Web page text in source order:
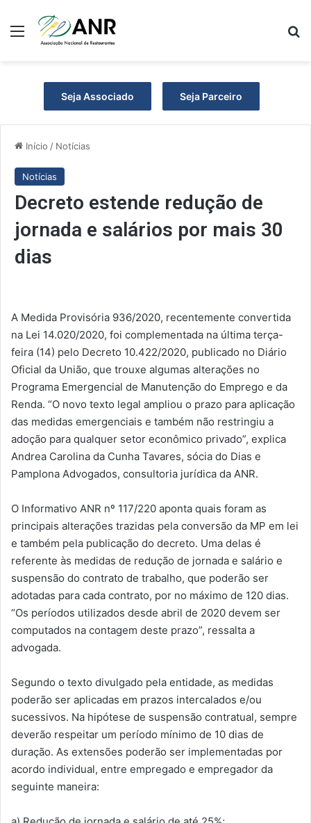
Menu
Seja Associado Seja Parceiro
Início / Notícias
Notícias
Decreto estende redução de
jornada e salários por mais 30
dias
A Medida Provisória 936/2020, recentemente convertida
na Lei 14.020/2020, foi complementada na última terça-
feira (14) pelo Decreto 10.422/2020, publicado no Diário
Oficial da União, que trouxe algumas alterações no
Programa Emergencial de Manutenção do Emprego e da
Renda. “O novo texto legal ampliou o prazo para aplicação
das medidas emergenciais e também não restringiu a
adoção para qualquer setor econômico privado”, explica
Andrea Carolina da Cunha Tavares, sócia do Dias e
Pamplona Advogados, consultoria jurídica da ANR.
O Informativo ANR nº 117/220 aponta quais foram as
principais alterações trazidas pela conversão da MP em lei
e também pela publicação do decreto. Uma delas é
referente às medidas de redução de jornada e salário e
suspensão do contrato de trabalho, que poderão ser
adotadas para cada contrato, por no máximo de 120 dias.
“Os períodos utilizados desde abril de 2020 devem ser
computados na contagem deste prazo”, ressalta a
advogada.
Segundo o texto divulgado pela entidade, as medidas
poderão ser aplicadas em prazos intercalados e/ou
sucessivos. Na hipótese de suspensão contratual, sempre
deverão respeitar um período mínimo de 10 dias de
duração. As extensões poderão ser implementadas por
acordo individual, entre empregado e empregador da
seguinte maneira: